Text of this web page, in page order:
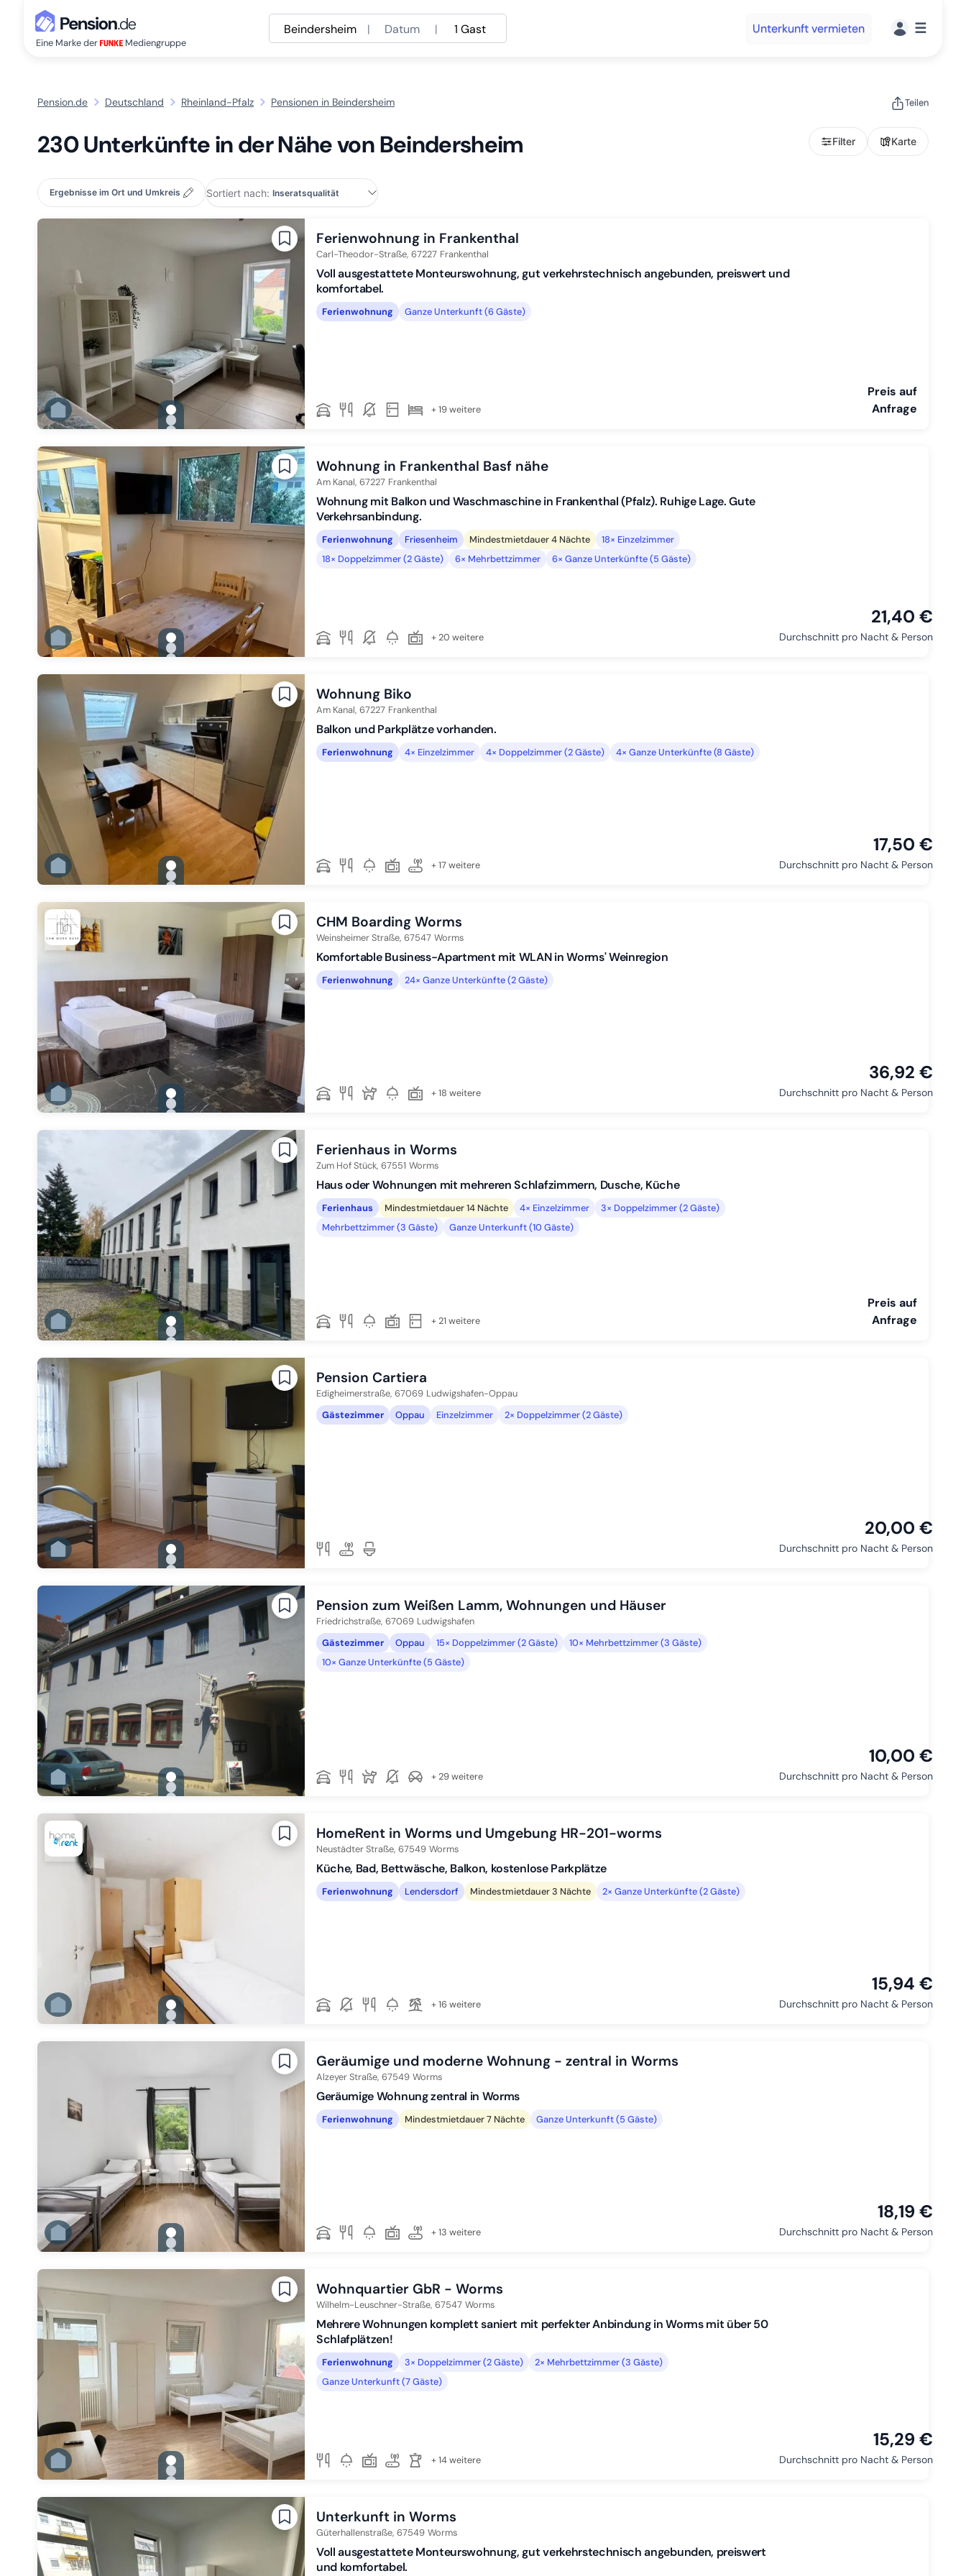
Eine Marke der Mediengruppe
Beindersheim | Datum | 1 Gast Unterkunft vermieten ☰
Pension.de Deutschland Rheinland-Pfalz Pensionen in Beindersheim Teilen
230 Unterkünfte in der Nähe von Beindersheim Filter Karte
Ergebnisse im Ort und Umkreis Sortiert nach:
gallery.slide_selector
Zu Slide 1 wechseln
Zu Slide 2 wechseln
Zu Slide 4 wechseln
Zu Slide 5 wechseln
Zu Slide 6 wechseln
Ferienwohnung in Frankenthal
Carl-Theodor-Straße, 67227 Frankenthal
Voll ausgestattete Monteurswohnung, gut verkehrstechnisch angebunden, preiswert und
komfortabel.
Ferienwohnung Ganze Unterkunft (6 Gäste)
+ 19 weitere
Preis auf
Anfrage
gallery.slide_selector
Zu Slide 1 wechseln
Zu Slide 2 wechseln
Zu Slide 4 wechseln
Zu Slide 5 wechseln
Zu Slide 6 wechseln
Wohnung in Frankenthal Basf nähe
Am Kanal, 67227 Frankenthal
Wohnung mit Balkon und Waschmaschine in Frankenthal (Pfalz). Ruhige Lage. Gute
Verkehrsanbindung.
Ferienwohnung Friesenheim Mindestmietdauer 4 Nächte
18× Einzelzimmer
18× Doppelzimmer (2 Gäste)
6× Mehrbettzimmer 6× Ganze Unterkünfte (5 Gäste)
+ 20 weitere
21,40 €
Durchschnitt pro Nacht & Person
gallery.slide_selector
Zu Slide 1 wechseln
Zu Slide 2 wechseln
Zu Slide 4 wechseln
Zu Slide 5 wechseln
Zu Slide 6 wechseln
Wohnung Biko
Am Kanal, 67227 Frankenthal
Balkon und Parkplätze vorhanden.
Ferienwohnung 4× Einzelzimmer 4× Doppelzimmer (2 Gäste) 4× Ganze Unterkünfte (8 Gäste)
+ 17 weitere
17,50 €
Durchschnitt pro Nacht & Person
gallery.slide_selector
Zu Slide 1 wechseln
Zu Slide 2 wechseln
Zu Slide 4 wechseln
Zu Slide 5 wechseln
Zu Slide 6 wechseln
CHM Boarding Worms
Weinsheimer Straße, 67547 Worms
Komfortable Business-Apartment mit WLAN in Worms' Weinregion
Ferienwohnung 24× Ganze Unterkünfte (2 Gäste)
+ 18 weitere
36,92 €
Durchschnitt pro Nacht & Person
gallery.slide_selector
Zu Slide 1 wechseln
Zu Slide 2 wechseln
Zu Slide 4 wechseln
Zu Slide 6 wechseln
Ferienhaus in Worms
Zum Hof Stück, 67551 Worms
Haus oder Wohnungen mit mehreren Schlafzimmern, Dusche, Küche
Ferienhaus Mindestmietdauer 14 Nächte 4× Einzelzimmer
3× Doppelzimmer (2 Gäste)
Mehrbettzimmer (3 Gäste)
Ganze Unterkunft (10 Gäste)
+ 21 weitere
Preis auf
Anfrage
gallery.slide_selector
Zu Slide 1 wechseln
Zu Slide 2 wechseln
Zu Slide 4 wechseln
Zu Slide 5 wechseln
Zu Slide 6 wechseln
Pension Cartiera
Edigheimerstraße, 67069 Ludwigshafen-Oppau
Gästezimmer
Oppau Einzelzimmer 2× Doppelzimmer (2 Gäste)
20,00 €
Durchschnitt pro Nacht & Person
gallery.slide_selector
Zu Slide 1 wechseln
Zu Slide 2 wechseln
Pension zum Weißen Lamm, Wohnungen und Häuser
Friedrichstraße, 67069 Ludwigshafen
Gästezimmer
Oppau 15× Doppelzimmer (2 Gäste)
10× Mehrbettzimmer (3 Gäste)
10× Ganze Unterkünfte (5 Gäste)
+ 29 weitere
10,00 €
Durchschnitt pro Nacht & Person
gallery.slide_selector
Zu Slide 1 wechseln
Zu Slide 2 wechseln
HomeRent in Worms und Umgebung HR-201-worms
Neustädter Straße, 67549 Worms
Küche, Bad, Bettwäsche, Balkon, kostenlose Parkplätze
Ferienwohnung Lendersdorf Mindestmietdauer 3 Nächte 2× Ganze Unterkünfte (2 Gäste)
+ 16 weitere
15,94 €
Durchschnitt pro Nacht & Person
gallery.slide_selector
Zu Slide 1 wechseln
Zu Slide 2 wechseln
Geräumige und moderne Wohnung - zentral in Worms
Alzeyer Straße, 67549 Worms
Geräumige Wohnung zentral in Worms
Ferienwohnung Mindestmietdauer 7 Nächte Ganze Unterkunft (5 Gäste)
+ 13 weitere
18,19 €
Durchschnitt pro Nacht & Person
gallery.slide_selector
Zu Slide 1 wechseln
Zu Slide 2 wechseln
Wohnquartier GbR - Worms
Wilhelm-Leuschner-Straße, 67547 Worms
Mehrere Wohnungen komplett saniert mit perfekter Anbindung in Worms mit über 50
Schlafplätzen!
Ferienwohnung 3× Doppelzimmer (2 Gäste)
2× Mehrbettzimmer (3 Gäste)
Ganze Unterkunft (7 Gäste)
+ 14 weitere
15,29 €
Durchschnitt pro Nacht & Person
Unterkunft in Worms
Güterhallenstraße, 67549 Worms
Voll ausgestattete Monteurswohnung, gut verkehrstechnisch angebunden, preiswert
und komfortabel.